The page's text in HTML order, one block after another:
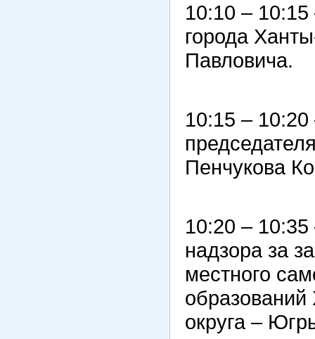
10:10 –
города
Павловича.
10:15 –
Пенчукова
10:20 – 10:35
надзора за
местного
образований
округа –